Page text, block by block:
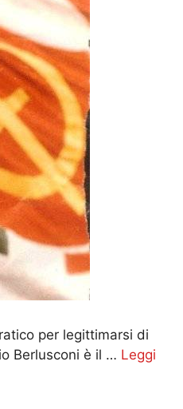
per legittimarsi di
Berlusconi è il … Leggi